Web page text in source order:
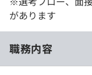
があります
職務内容